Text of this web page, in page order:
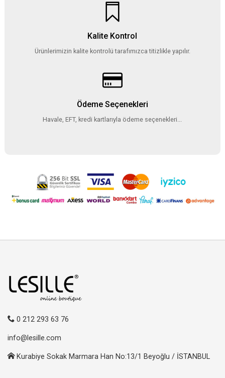
Kalite Kontrol
Ürünlerimizin kalite kontrolü tarafımızca titizlikle yapılır.
Ödeme Seçenekleri
Havale, EFT, kredi kartlarıyla ödeme seçenekleri...
0 212 293 63 76
info@lesille.com
Kurabiye Sokak Marmara Han No:13/1 Beyoğlu / İSTANBUL